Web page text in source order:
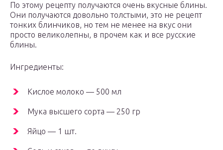
По этому рецепту получаются очень вкусные блины.
Они получаются довольно толстыми, это не рецепт
тонких блинчиков, но тем не менее на вкус они
просто великолепны, в прочем как и все русские
блины.
Ингредиенты:
Кислое молоко — 500 мл
Мука высшего сорта — 250 гр
Яйцо — 1 шт.